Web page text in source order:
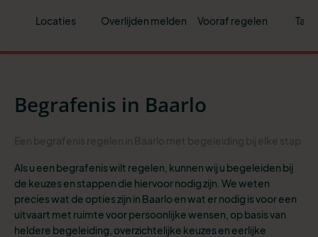
Locaties Overlijden melden Vooraf regelen
Begrafenis in Baarlo
Als u een begrafenis wilt regelen, kunnen wij u begeleiden bij
de keuzes en stappen die hiervoor nodig zijn. We weten
precies wat de opties zijn in Baarlo en wat er nodig is voor een
uitvaart met ruimte voor persoonlijke wensen, op basis van
heldere begeleiding, overzichtelijke keuzes en eerlijke